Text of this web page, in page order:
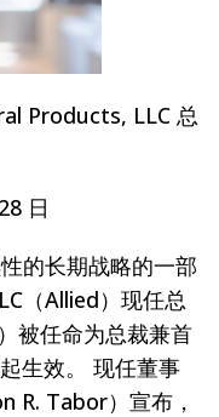
Products, LLC 总
日
的长期战略的一部
（Allied）现任总
被任命为总裁兼首
生效。 现任董事
R. Tabor）宣布，